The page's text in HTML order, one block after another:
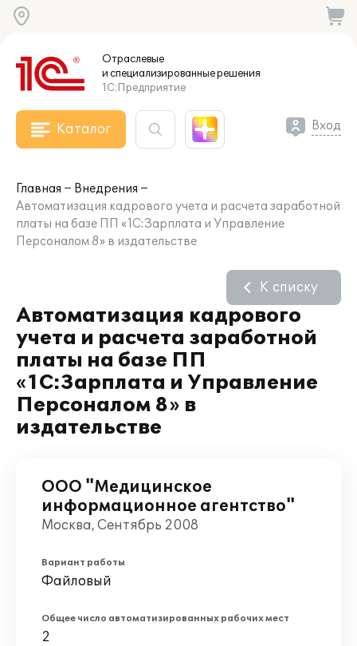
Отраслевые
и специализированныерешения
1С:Предприятие
Каталог Вход
Главная
Внедрения
Автоматизация кадрового учета и расчета заработной
платы на базе ПП «1С:Зарплата и Управление
Персоналом 8» в издательстве
Автоматизация кадрового
учета и расчета заработной
платы на базе ПП
«1С:Зарплата и Управление
Персоналом 8» в
издательстве
К списку
ООО "Медицинское
информационное агентство"
Москва, Сентябрь 2008
Вариант работы
Файловый
Общее число автоматизированных рабочих мест
2